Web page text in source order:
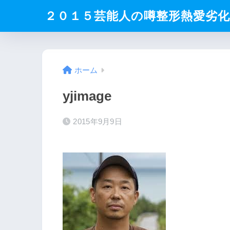
２０１５芸能人の噂整形熱愛劣
ホーム
yjimage
2015年9月9日